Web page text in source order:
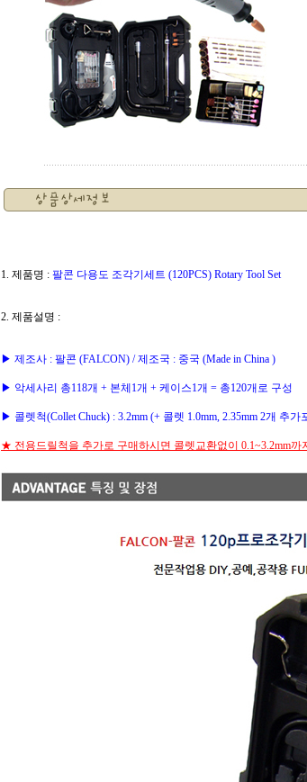
1. 제품명 : 팔콘 다용도 조각기세트 (120PCS) Rotary Tool Set
2. 제품설명 :
▶ 제조사 : 팔콘 (FALCON) / 제조국 : 중국 (Made in China )
▶ 악세사리 총118개 + 본체1개 + 케이스1개 = 총120개로 구성
▶ 콜렛척(Collet Chuck) : 3.2mm (+ 콜렛 1.0mm, 2.35mm 2개 추가
★ 전용드릴척을 추가로 구매하시면 콜렛교환없이 0.1~3.2mm